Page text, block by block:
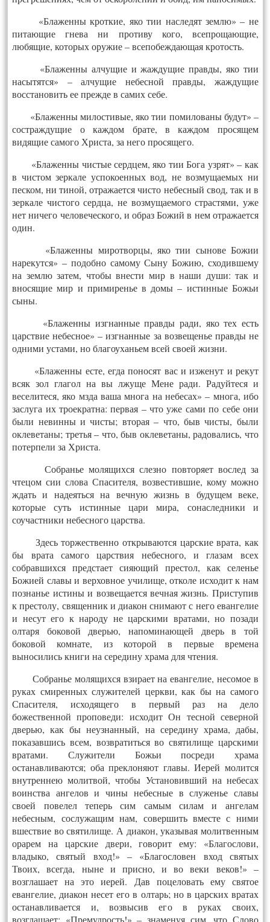
«Блаженны кроткие, яко тии наследят землю» – не
питающие гнева ни противу кого, всепрощающие,
любящие, которых оружие – всепобеждающая кротость.
«Блаженны алчущие и жаждущие правды, яко тии
насытятся» – алчущие небесной правды, жаждущие
восстановить ее прежде в самих себе.
«Блаженны милостивые, яко тии помилованы будут» –
состраждущие о каждом брате, в каждом просящем
видящие самого Христа, за него просящего.
«Блаженны чистые сердцем, яко тии Бога узрят» – как
в чистом зеркале успокоенных вод, не возмущаемых ни
песком, ни тиной, отражается чисто небесный свод, так и в
зеркале чистого сердца, не возмущаемого страстями, уже
нет ничего человеческого, и образ Божий в нем отражается
один.
«Блаженны миротворцы, яко тии сынове Божии
нарекутся» – подобно самому Сыну Божию, сходившему
на землю затем, чтобы внести мир в наши души: так и
вносящие мир и примиренье в домы – истинные Божьи
сыны.
«Блаженны изгнанные правды ради, яко тех есть
царствие небесное» – изгнанные за возвещенье правды не
одними устами, но благоуханьем всей своей жизни.
«Блаженны есте, егда поносят вас и изженут и рекут
всяк зол глагол на вы лжуще Мене ради. Радуйтеся и
веселитеся, яко мзда ваша многа на небесах» – многа, ибо
заслуга их троекратна: первая – что уже сами по себе они
были невинны и чисты; вторая – что, быв чисты, были
оклеветаны; третья – что, быв оклеветаны, радовались, что
потерпели за Христа.
Собранье молящихся слезно повторяет вослед за
чтецом сии слова Спасителя, возвестившие, кому можно
ждать и надеяться на вечную жизнь в будущем веке,
которые суть истинные цари мира, сонаследники и
соучастники небесного царства.
Здесь торжественно открываются царские врата, как
бы врата самого царствия небесного, и глазам всех
собравшихся предстает сияющий престол, как селенье
Божией славы и верховное училище, отколе исходит к нам
познанье истины и возвещается вечная жизнь. Приступив
к престолу, священник и диакон снимают с него евангелие
и несут его к народу не царскими вратами, но позади
олтаря боковой дверью, напоминающей дверь в той
боковой комнате, из которой в первые времена
выносились книги на середину храма для чтения.
Собранье молящихся взирает на евангелие, несомое в
руках смиренных служителей церкви, как бы на самого
Спасителя, исходящего в первый раз на дело
божественной проповеди: исходит Он тесной северной
дверью, как бы неузнанный, на середину храма, дабы,
показавшись всем, возвратиться во святилище царскими
вратами. Служители Божьи посреди храма
останавливаются; оба преклоняют главы. Иерей молится
внутреннею молитвой, чтобы Установивший на небесах
воинства ангелов и чины небесные в служенье славы
своей повелел теперь сим самым силам и ангелам
небесным, сослужащим нам, совершить вместе с ними
вшествие во святилище. А диакон, указывая молитвенным
орарем на царские двери, говорит ему: «Благослови,
владыко, святый вход!» – «Благословен вход святых
Твоих, всегда, ныне и присно, и во веки веков!» –
возглашает на это иерей. Дав поцеловать ему святое
евангелие, диакон несет его в олтарь; но в царских вратах
останавливается и, возвысив его в руках своих,
возглашает: «Премудрость!» – знаменуя сим, что Слово